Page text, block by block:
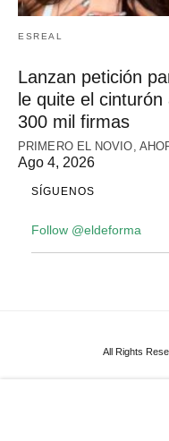
ESREAL
Lanzan petición
le quite el
300 mil firmas
PRIMERO EL NOVIO,
Ago 4, 2026
SÍGUENOS
Follow @eldeforma
All Rights